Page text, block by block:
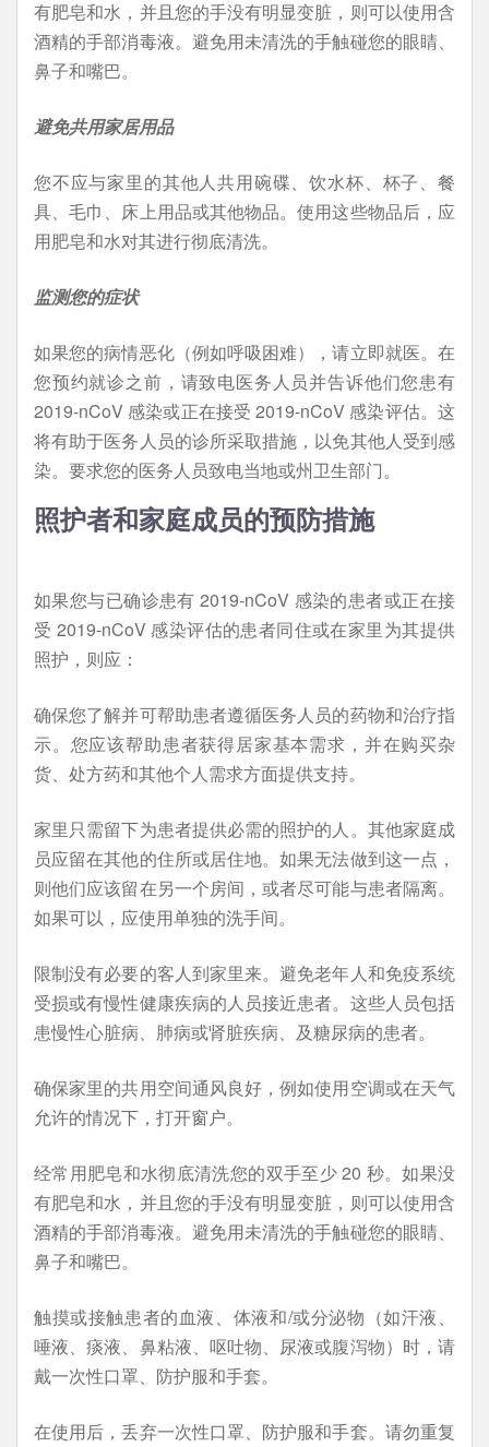
有肥皂和水，并且您的手没有明显变脏，则可以使用含
酒精的手部消毒液。避免用未清洗的手触碰您的眼睛、
鼻子和嘴巴。
避免共用家居用品
您不应与家里的其他人共用碗碟、饮水杯、杯子、餐
具、毛巾、床上用品或其他物品。使用这些物品后，应
用肥皂和水对其进行彻底清洗。
监测您的症状
如果您的病情恶化（例如呼吸困难），请立即就医。在
您预约就诊之前，请致电医务人员并告诉他们您患有
2019-nCoV 感染或正在接受 2019-nCoV 感染评估。这
将有助于医务人员的诊所采取措施，以免其他人受到感
染。要求您的医务人员致电当地或州卫生部门。
照护者和家庭成员的预防措施
如果您与已确诊患有 2019-nCoV 感染的患者或正在接
受 2019-nCoV 感染评估的患者同住或在家里为其提供
照护，则应：
确保您了解并可帮助患者遵循医务人员的药物和治疗指
示。您应该帮助患者获得居家基本需求，并在购买杂
货、处方药和其他个人需求方面提供支持。
家里只需留下为患者提供必需的照护的人。其他家庭成
员应留在其他的住所或居住地。如果无法做到这一点，
则他们应该留在另一个房间，或者尽可能与患者隔离。
如果可以，应使用单独的洗手间。
限制没有必要的客人到家里来。避免老年人和免疫系统
受损或有慢性健康疾病的人员接近患者。这些人员包括
患慢性心脏病、肺病或肾脏疾病、及糖尿病的患者。
确保家里的共用空间通风良好，例如使用空调或在天气
允许的情况下，打开窗户。
经常用肥皂和水彻底清洗您的双手至少 20 秒。如果没
有肥皂和水，并且您的手没有明显变脏，则可以使用含
酒精的手部消毒液。避免用未清洗的手触碰您的眼睛、
鼻子和嘴巴。
触摸或接触患者的血液、体液和/或分泌物（如汗液、
唾液、痰液、鼻粘液、呕吐物、尿液或腹泻物）时，请
戴一次性口罩、防护服和手套。
在使用后，丢弃一次性口罩、防护服和手套。请勿重复